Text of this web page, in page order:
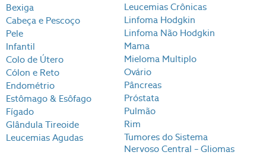
Bexiga
Cabeça e Pescoço
Pele
Infantil
Colo de Útero
Cólon e Reto
Endométrio
Estômago & Esôfago
Fígado
Glândula Tireoide
Leucemias Agudas
Leucemias Crônicas
Linfoma Hodgkin
Linfoma Não Hodgkin
Mama
Mieloma Multiplo
Ovário
Pâncreas
Próstata
Pulmão
Rim
Tumores do Sistema
Nervoso Central – Gliomas